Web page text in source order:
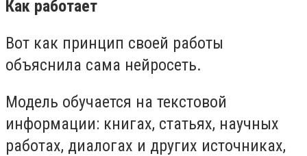
Как работает
Вот как принцип своей работы
объяснила сама нейросеть.
Модель обучается на текстовой
информации: книгах, статьях, научных
работах, диалогах и других источниках,